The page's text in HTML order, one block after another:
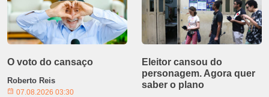
O voto do cansaço
Roberto Reis
07.08.2026 03:30
Eleitor cansou do
personagem. Agora quer
saber o plano